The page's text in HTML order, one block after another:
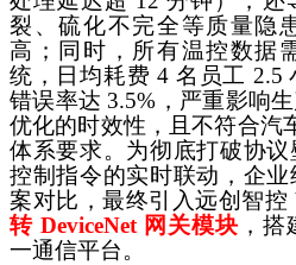
裂、硫化不完全等质量隐
高；同时，所有温控数据
统，日均耗费 4 名员工 2.5
错误率达 3.5%，严重影响
优化的时效性，且不符合汽
体系要求。为彻底打破协
控制指令的实时联动，企
案对比，最终引入远创智控
转 DeviceNet 网关模块 ，
一通信平台。